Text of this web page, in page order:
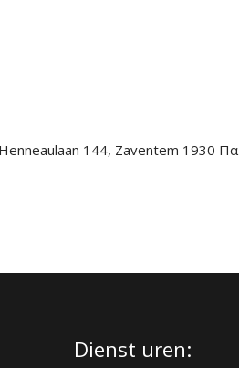
144, Zaventem 1930 Πα
Dienst uren: